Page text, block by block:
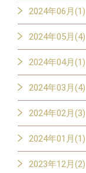
2024年06月(1)
2024年05月(4)
2024年04月(1)
2024年03月(4)
2024年02月(3)
2024年01月(1)
2023年12月(2)